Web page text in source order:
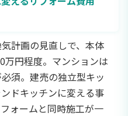
計画の見直しで、本体
万円程度。マンションは
須。建売の独立型キッ
ドキッチンに変える事
ォームと同時施工が一